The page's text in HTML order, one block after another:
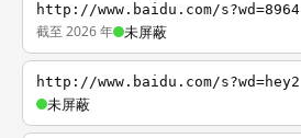
http://www.baidu.com/s?wd=8964
截至 2026 年 未屏蔽
http://www.baidu.com/s?wd=hey2
未屏蔽